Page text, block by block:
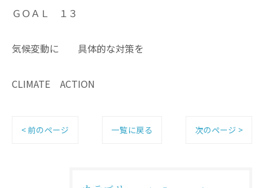
ＧＯＡＬ １３
気候変動に 具体的な対策を
CLIMATE ACTION
< 前のページ 一覧に戻る 次のページ >